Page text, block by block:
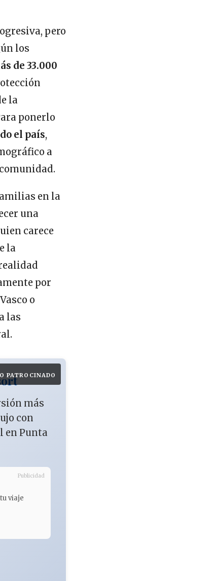
pero
los
de 33.000
la
ponerlo
el país,
a
en la
una
carece
la
por
o
las
PATROCINADO
más
con
en Punta
viaje
Publicidad